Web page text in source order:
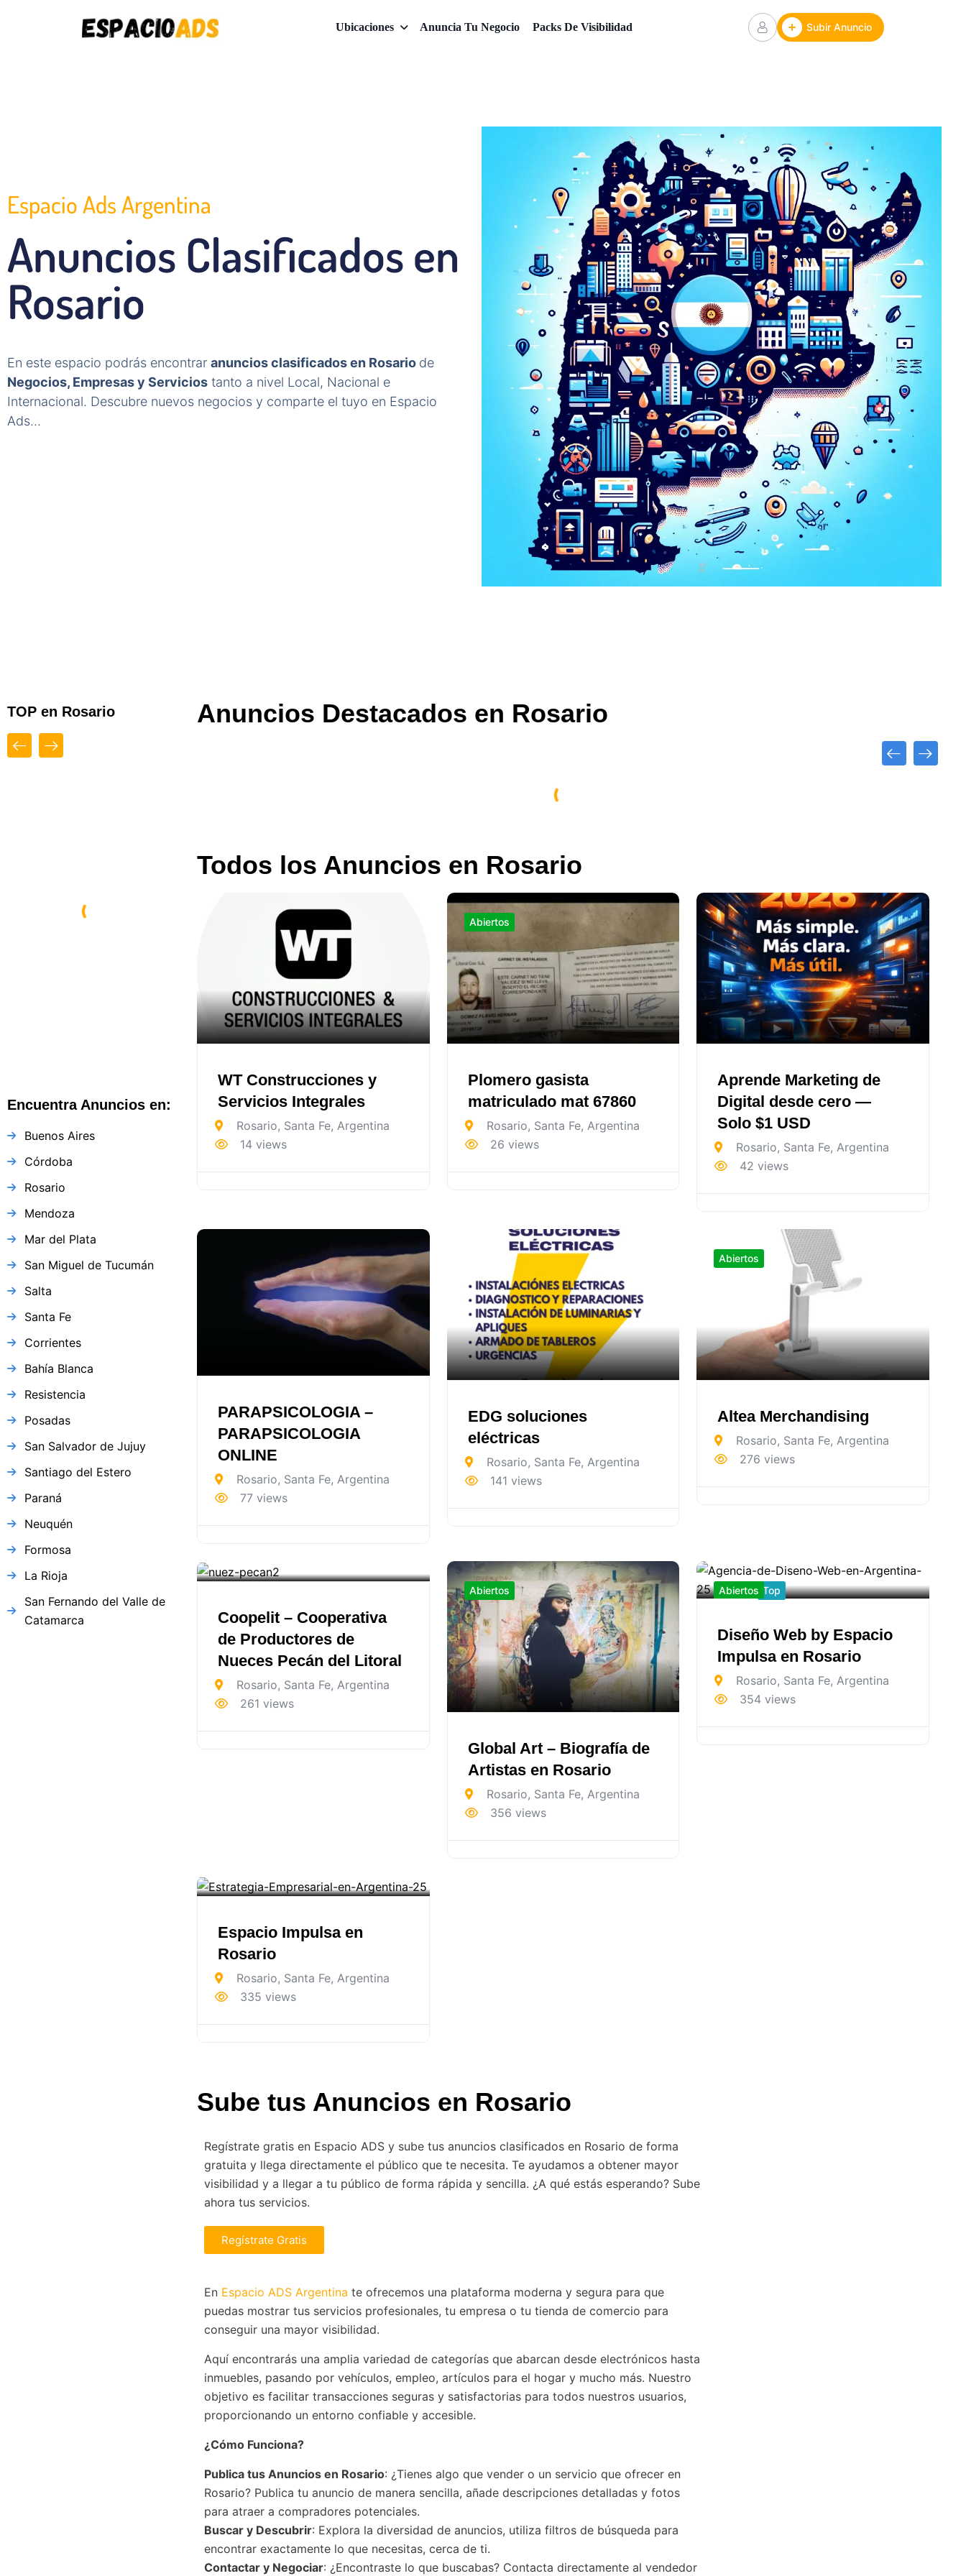
Ubicaciones Anuncia Tu Negocio Packs De Visibilidad Subir Anuncio
Espacio Ads Argentina
Anuncios Clasificados en
Rosario
En este espacio podrás encontrar anuncios clasificados en Rosario de
Negocios, Empresas y Servicios tanto a nivel Local, Nacional e
Internacional. Descubre nuevos negocios y comparte el tuyo en Espacio
Ads…
TOP en Rosario
Diseño Web By
Encuentra Anuncios en:
Buenos Aires
Córdoba
Rosario
Mendoza
Mar del Plata
San Miguel de Tucumán
Salta
Santa Fe
Corrientes
Bahía Blanca
Resistencia
Posadas
San Salvador de Jujuy
Santiago del Estero
Paraná
Neuquén
Formosa
La Rioja
San Fernando del Valle de
Catamarca
Anuncios Destacados en Rosario
Todos los Anuncios en Rosario
WT Construcciones y
Servicios Integrales
Rosario, Santa Fe, Argentina
14 views
Abiertos
Plomero gasista
matriculado mat 67860
Rosario, Santa Fe, Argentina
26 views
Aprende Marketing de
Digital desde cero —
Solo $1 USD
Rosario, Santa Fe, Argentina
42 views
PARAPSICOLOGIA –
PARAPSICOLOGIA
ONLINE
Rosario, Santa Fe, Argentina
77 views
EDG soluciones
eléctricas
Rosario, Santa Fe, Argentina
141 views
Abiertos
Altea Merchandising
Rosario, Santa Fe, Argentina
276 views
Coopelit – Cooperativa
de Productores de
Nueces Pecán del Litoral
Rosario, Santa Fe, Argentina
261 views
Abiertos
Global Art – Biografía de
Artistas en Rosario
Rosario, Santa Fe, Argentina
356 views
Abiertos
Diseño Web by Espacio
Impulsa en Rosario
Top
Rosario, Santa Fe, Argentina
354 views
Espacio Impulsa en
Rosario
Rosario, Santa Fe, Argentina
335 views
Sube tus Anuncios en Rosario
Regístrate gratis en Espacio ADS y sube tus anuncios clasificados en Rosario de forma
gratuita y llega directamente el público que te necesita. Te ayudamos a obtener mayor
visibilidad y a llegar a tu público de forma rápida y sencilla. ¿A qué estás esperando? Sube
ahora tus servicios.
Regístrate Gratis
En Espacio ADS Argentina te ofrecemos una plataforma moderna y segura para que
puedas mostrar tus servicios profesionales, tu empresa o tu tienda de comercio para
conseguir una mayor visibilidad.
Aquí encontrarás una amplia variedad de categorías que abarcan desde electrónicos hasta
inmuebles, pasando por vehículos, empleo, artículos para el hogar y mucho más. Nuestro
objetivo es facilitar transacciones seguras y satisfactorias para todos nuestros usuarios,
proporcionando un entorno confiable y accesible.
¿Cómo Funciona?
Publica tus Anuncios en Rosario: ¿Tienes algo que vender o un servicio que ofrecer en
Rosario? Publica tu anuncio de manera sencilla, añade descripciones detalladas y fotos
para atraer a compradores potenciales.
Buscar y Descubrir: Explora la diversidad de anuncios, utiliza filtros de búsqueda para
encontrar exactamente lo que necesitas, cerca de ti.
Contactar y Negociar: ¿Encontraste lo que buscabas? Contacta directamente al vendedor